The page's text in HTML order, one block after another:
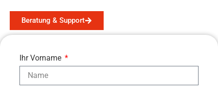
Beratung & Support
Ihr Vorname